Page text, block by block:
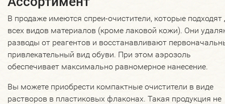
В продаже имеются спреи-очистители, которые подходят
всех видов материалов (кроме лаковой кожи). Они
разводы от реагентов и восстанавливают
привлекательный вид обуви. При этом аэрозоль
обеспечивает максимально равномерное нанесение.
Вы можете приобрести компактные очистители в виде
растворов в пластиковых флаконах. Такая продукция не